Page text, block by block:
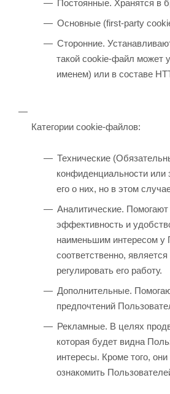
Постоянные. Хранятся в
Основные (first-party
Сторонние.
такой cookie-файл может
именем) или в составе
Категории cookie-файлов:
Технические
конфиденциальности
его о них, но в этом
Аналитические.
эффективность и
наименьшим интересом у
соответственно,
регулировать его работу.
Дополнительные.
предпочтений
Рекламные. В целях
которая будет видна
интересы. Кроме того,
ознакомить